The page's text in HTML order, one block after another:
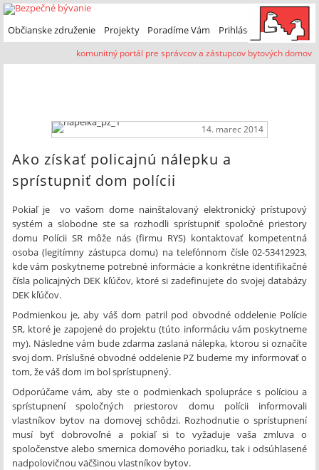
Preskočiť na primárny obsah
Preskočiť na sekundárny obsah
Občianske združenie Projekty Poradíme Vám Prihlásenie
komunitný portál pre správcov a zástupcov bytových domov
14. marec 2014
Ako získať policajnú nálepku a
sprístupniť dom polícii
Pokiaľ je vo vašom dome nainštalovaný elektronický prístupový
systém a slobodne ste sa rozhodli sprístupniť spoločné priestory
domu Polícii SR môže nás (firmu RYS) kontaktovať kompetentná
osoba (legitímny zástupca domu) na telefónnom čísle 02-53412923,
kde vám poskytneme potrebné informácie a konkrétne identifikačné
čísla policajných DEK kľúčov, ktoré si zadefinujete do svojej databázy
DEK kľúčov.
Podmienkou je, aby váš dom patril pod obvodné oddelenie Polície
SR, ktoré je zapojené do projektu (túto informáciu vám poskytneme
my). Následne vám bude zdarma zaslaná nálepka, ktorou si označíte
svoj dom. Príslušné obvodné oddelenie PZ budeme my informovať o
tom, že váš dom im bol sprístupnený.
Odporúčame vám, aby ste o podmienkach spolupráce s políciou a
sprístupnení spoločných priestorov domu polícii informovali
vlastníkov bytov na domovej schôdzi. Rozhodnutie o sprístupnení
musí byť dobrovoľné a pokiaľ si to vyžaduje vaša zmluva o
spoločenstve alebo smernica domového poriadku, tak i odsúhlasené
nadpolovičnou väčšinou vlastníkov bytov.